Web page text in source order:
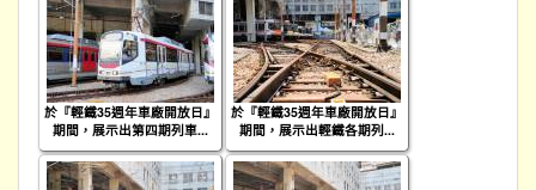
於『輕鐵35週年車廠開放日』
期間，展示出第四期列車...
於『輕鐵35週年車廠開放日』
期間，展示出輕鐵各期列...